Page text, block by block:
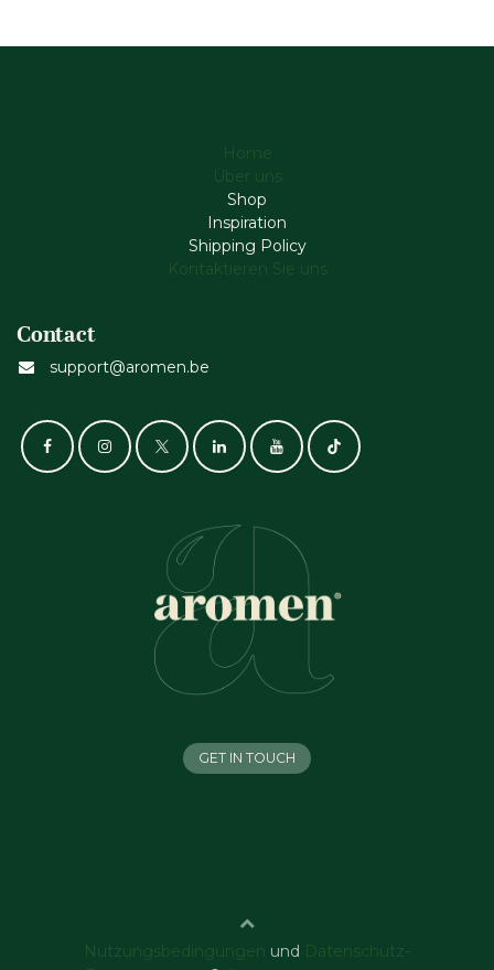
Home
Über uns
Shop
Inspiration
Shipping Policy
Kontaktieren Sie uns
Contact
support@aromen.be
GET IN TOUCH
Nutzungsbedingungen und
Datenschutz-